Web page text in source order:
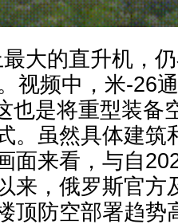
大的直升机，
视频中，米-26
也是将重型装备
。虽然具体建筑
面来看，与自
来，俄罗斯官方
顶防空部署趋势